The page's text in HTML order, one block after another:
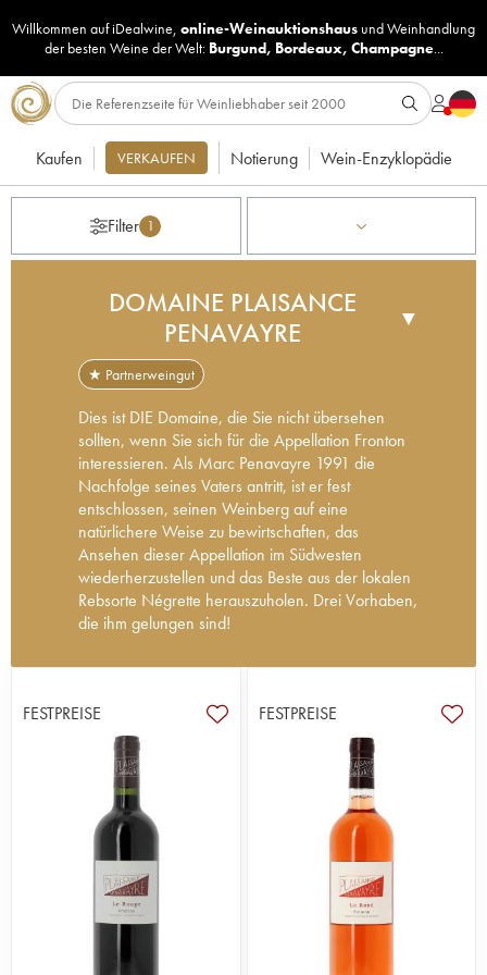
Willkommen auf iDealwine, online-Weinauktionshaus undWeinhandlung
der besten Weine der Welt: Burgund, Bordeaux, Champagne...
Kaufen VERKAUFEN Notierung Wein-Enzyklopädie
Filter 1
DOMAINE PLAISANCE
PENAVAYRE
▼
★ Partnerweingut
Dies ist DIE Domaine, die Sie nicht übersehen
sollten, wenn Sie sich für die Appellation Fronton
interessieren. Als Marc Penavayre 1991 die
Nachfolge seines Vaters antritt, ist er fest
entschlossen, seinen Weinberg auf eine
natürlichere Weise zu bewirtschaften, das
Ansehen dieser Appellation im Südwesten
wiederherzustellen und das Beste aus der lokalen
Rebsorte Négrette herauszuholen. Drei Vorhaben,
die ihm gelungen sind!
beschloss, seine eigenen Weine zu kreieren.
Heute leitet Thibault Penavayre das
Familienweingut, das sich auf rund 26 Hektar im
Südwesten, in der Nähe der kleinen Stadt
Vacquiers, erstreckt. Der Weinberg wurde von
Generation zu Generation weitergegeben, wobei
stets darauf geachtet wurde, den Boden und die
gesamte Biodiversität zu schützen.
Im Keller wie auch im Weinberg werden die
Prinzipien des biologischen Landbaus (die
Domaine ist seit 2011 zertifiziert) und der
Biodynamik angewendet. Die Weinreben werden,
FESTPREISE FESTPREISE